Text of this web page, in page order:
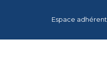
Espace adhérent